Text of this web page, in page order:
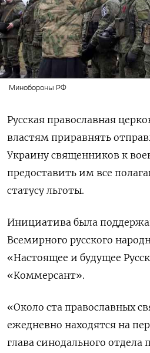
Минобороны РФ
Русская православная
властям приравнять
Украину священников к
предоставить им все
статусу льготы.
Инициатива была
Всемирного русского
«Настоящее и будущее
«Коммерсант».
«Около ста православных
ежедневно находятся на
глава синодального